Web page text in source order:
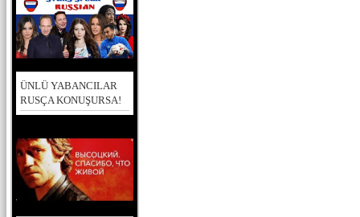
ÜNLÜ YABANCILAR
RUSÇA KONUŞURSA!